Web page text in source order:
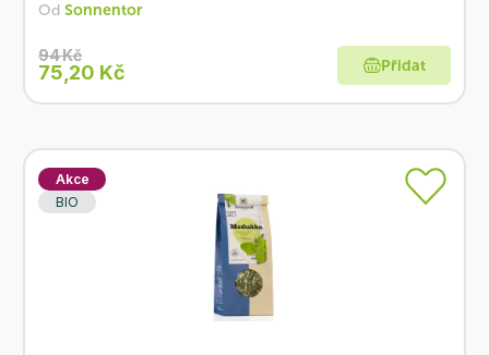
Od Sonnentor
94 Kč
75,20 Kč Přidat
Akce
BIO